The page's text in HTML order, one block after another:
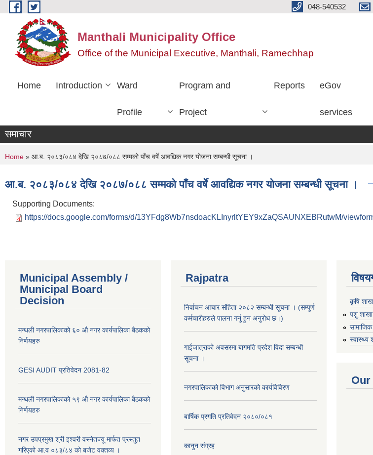
Skip to main content 048-540532
Manthali Municipality Office
Office of the Municipal Executive, Manthali, Ramechhap
Home Introduction Ward
Profile
Program and
Project
Reports eGov
services
समाचार
You are here
Home » आ.ब. २०८३/०८४ देखि २०८७/०८८ सम्मको पाँच वर्षे आवद्यिक नगर योजना सम्बन्धी सूचना ।
आ.ब. २०८३/०८४ देखि २०८७/०८८ सम्मको पाँच वर्षे आवद्यिक नगर योजना सम्बन्धी सूचना ।
Supporting Documents:
https://docs.google.com/forms/d/13YFdg8Wb7nsdoacKLInyrltYEY9xZaQSAUNXEBRutwM/
Municipal Assembly /
Municipal Board
Decision
मन्थली नगरपालिकाको ६० औ नगर कार्यपालिका बैठकको
निर्णयहरु
GESI AUDIT प्रतिवेदन 2081-82
मन्थली नगरपालिकाको ५९ औ नगर कार्यपालिका बैठकको
निर्णयहरु
नगर उपप्रमुख श्री इश्वरी वस्नेतज्यू मार्फत प्रस्तुत
गरिएको आ.व ०८३/८४ को बजेट वक्तव्य ।
Rajpatra
निर्वाचन आचार संहिता २०८२ सम्बन्धी सूचना । (सम्पुर्ण
कर्मचारीहरुले पालना गर्नु हुन अनुरोध छ।)
गाईजात्राको अवसरमा बागमति प्रदेश विदा सम्बन्धी
सूचना ।
नगरपालिकाको विभाग अनुसारको कार्यविविरण
बार्षिक प्रगति प्रतिवेदन २०८०/०८१
कानुन संग्रह
कृषि
पशु शाखा
स्वास्थ्य
Our